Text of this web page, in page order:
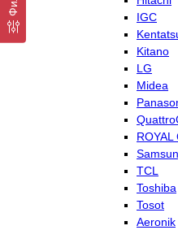
IGC
Kitano
LG
Midea
ROYAL
TCL
Toshiba
Tosot
Aeronik